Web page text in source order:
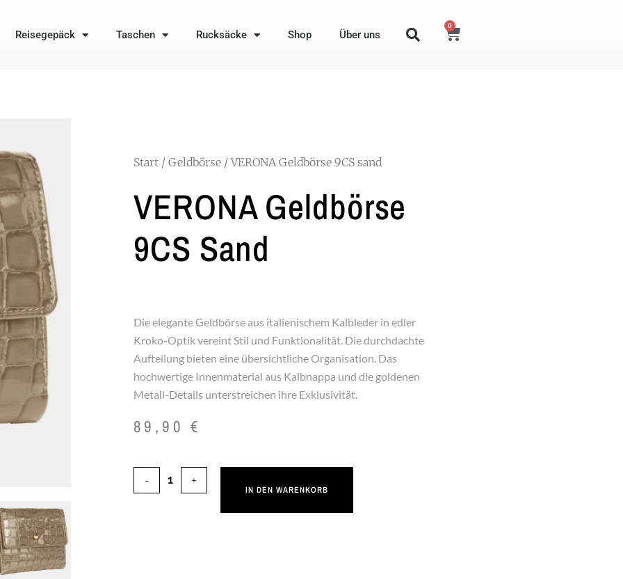
Reisegepäck Taschen Rucksäcke Shop Über uns
0
Start / Geldbörse / VERONA Geldbörse 9CS sand
VERONA Geldbörse
9CS Sand
Die elegante Geldbörse aus italienischem Kalbleder in edler
Kroko-Optik vereint Stil und Funktionalität. Die durchdachte
Aufteilung bieten eine übersichtliche Organisation. Das
hochwertige Innenmaterial aus Kalbnappa und die goldenen
Metall-Details unterstreichen ihre Exklusivität.
89,90€
IN DEN WARENKORB